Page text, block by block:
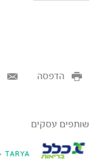
הדפסה
שותפים עסקים